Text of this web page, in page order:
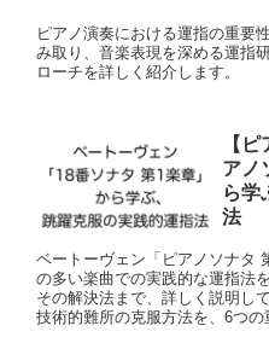
ピアノ演奏における運指の重要
み取り、音楽表現を深める運指
ローチを詳しく紹介します。
【
アノ
ら学
法
ベートーヴェン「ピアノソナタ
の多い楽曲での実践的な運指法
その解決法まで、詳しく説明し
技術的難所の克服方法を、6つの